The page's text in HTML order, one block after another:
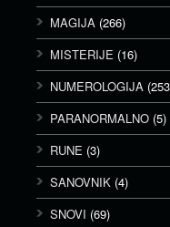
MAGIJA (266)
MISTERIJE (16)
NUMEROLOGIJA
PARANORMALNO (5)
RUNE (3)
SANOVNIK (4)
SNOVI (69)